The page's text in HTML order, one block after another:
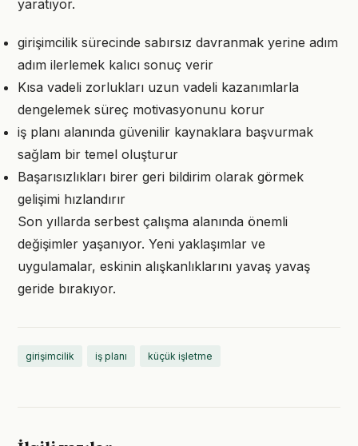
yaratıyor.
girişimcilik sürecinde sabırsız davranmak yerine adım
adım ilerlemek kalıcı sonuç verir
Kısa vadeli zorlukları uzun vadeli kazanımlarla
dengelemek süreç motivasyonunu korur
iş planı alanında güvenilir kaynaklara başvurmak
sağlam bir temel oluşturur
Başarısızlıkları birer geri bildirim olarak görmek
gelişimi hızlandırır
Son yıllarda serbest çalışma alanında önemli
değişimler yaşanıyor. Yeni yaklaşımlar ve
uygulamalar, eskinin alışkanlıklarını yavaş yavaş
geride bırakıyor.
girişimcilik iş planı küçük işletme